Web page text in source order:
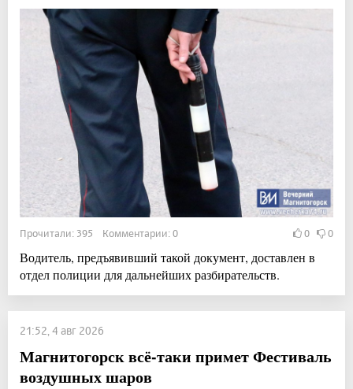
Прочитали: 395 Комментарии: 0 0 0
Водитель, предъявивший такой документ, доставлен в
отдел полиции для дальнейших разбирательств.
21:52, 4 авг 2026
Магнитогорск всё-таки примет Фестиваль
воздушных шаров